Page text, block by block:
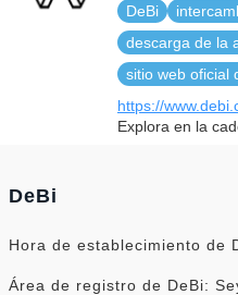
DeBi
descarga de la
sitio web oficial
https://
Explora en la
DeBi
Hora de establecimiento de
Área de registro de DeBi: